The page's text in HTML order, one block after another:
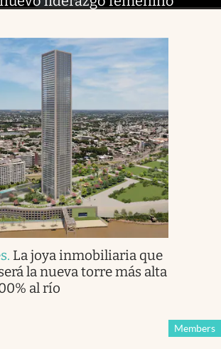
. La joya inmobiliaria que
la nueva torre más alta
al río
Members